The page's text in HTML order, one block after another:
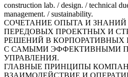
construction lab. / design. / technical
management. / sustainability.
СОЧЕТАНИЕ ОПЫТА И ЗНАНИЙ
ПЕРЕДОВЫХ ПРОЕКТНЫХ И
РЕШЕНИЙ В КОРПОРАТИВНЫХ
С САМЫМИ ЭФФЕКТИВНЫМИ
УПРАВЛЕНИЯ.
ГЛАВНЫЕ ПРИНЦИПЫ
ВЗАИМОДЕЙСТВИЕ И